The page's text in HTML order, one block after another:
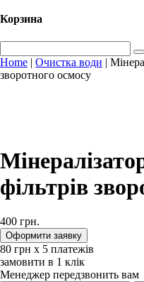
Корзина
Home | Очистка води |
зворотного осмосу
фільтрів
400 грн.
Оформити заявку
80 ‎грн х 5 платежів
замовити в 1 клік
Менеджер передзвонить вам